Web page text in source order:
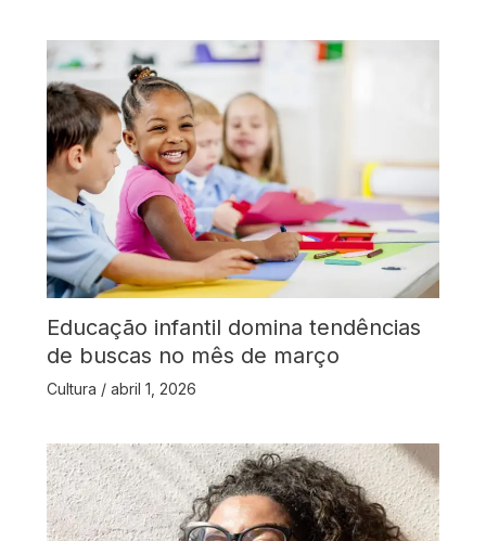
Educação infantil domina tendências
de buscas no mês de março
Cultura / abril 1, 2026